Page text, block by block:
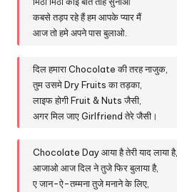
कबसे तड़प रहे हैं हम आपके प्यार मैं
आज तो हमे अपने पास बुलाओ.
दिल हमारा Chocolate की तरह नाजुक,
तुम उसमे Dry Fruits का तड़का,
लाइफ होगी Fruit & Nuts जैसी,
अगर मिल जाए Girlfriend तेरे जैसी।
Chocolate Day आया है तेरी याद लाया है,
आजाओ आज दिल ने तुजे फिर बुलाया है,
ए जान-ऐ-तम्मना तुजे मनाने के लिए,